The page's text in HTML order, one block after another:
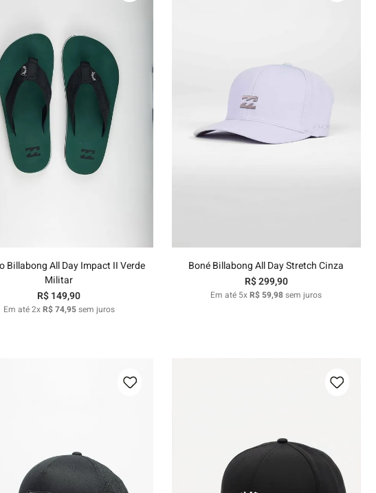
Billabong All Day Impact II Verde
Militar
R$149,90
Em até2xR$74,95sem juros
Boné Billabong All Day Stretch Cinza
R$299,90
Em até 5xR$ 59,98sem juros